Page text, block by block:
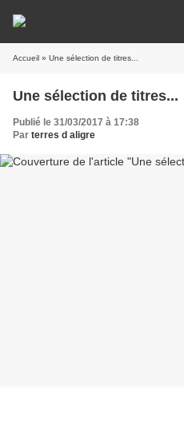
Accueil » Une sélection de titres...
Une sélection de titres...
Publié le 31/03/2017 à 17:38
Par terres d aligre